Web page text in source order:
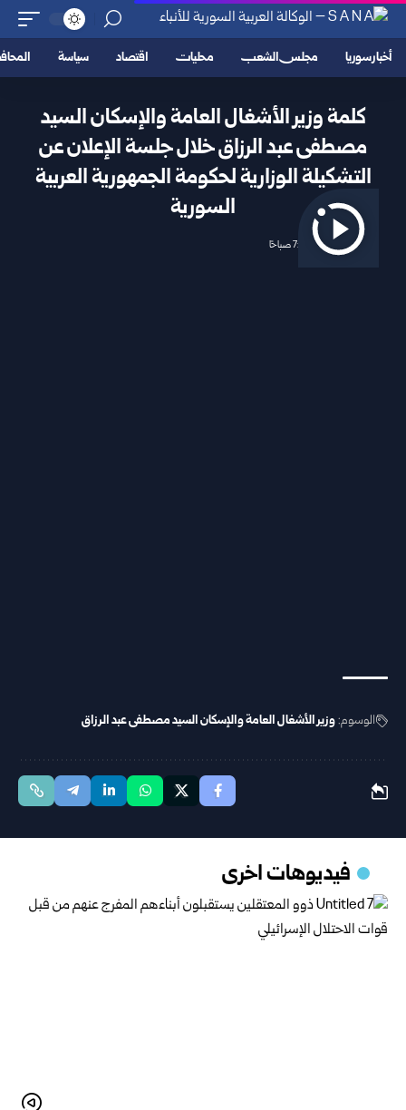
أخبار سوريا مجلس الشعب محليات اقتصاد سياسة
كلمة وزير الأشغال العامة والإسكان السيد
مصطفى عبد الرزاق خلال جلسة الإعلان عن
التشكيلة الوزارية لحكومة الجمهورية العربية
السورية
2025/03/30 7:24 صباحًا
الوسوم:وزير الأشغال العامة والإسكان السيد مصطفى عبد الرزاق
فيديوهات اخرى